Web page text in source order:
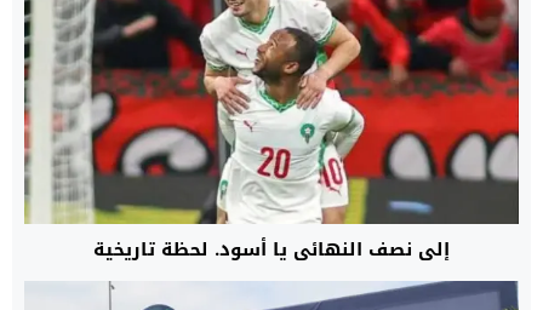
إلى نصف النهائي يا أسود. لحظة تاريخية